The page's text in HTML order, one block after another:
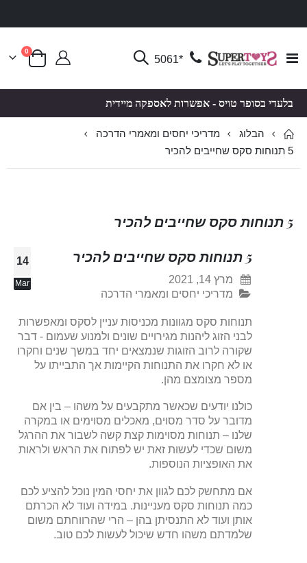
Toggle
*5061 סל קניות
0פריטים
בלעדי בסופר טויס - אפשרות לאספקה מיידית
הבלוג
מדריכי יחסים ומאמרי הדרכה
5 תנוחות סקס שחייבים להכיר
5 תנוחות סקס שחייבים להכיר
14
Mar
5 תנוחות סקס שחייבים להכיר
מרץ 14, 2021
מדריכי יחסים ומאמרי הדרכה
תנוחות סקס מגוונות מכניסות עניין לסקס ומאפשרות
לבני הזוג ליהנות מגירויים שונים ולמנוע שעמום - דבר
שקורה לרוב הזוגות שנמצאים יחד במשך שנים וחקרו
או לא חקרו את התנוחות הקיימות אך התבייתו על
מספר מצומצם מהן.
כולנו יודעים שכאשר מתקבעים על משהו – בין אם
מדובר על סדר מסוים, מאכלים מסוימים או במקרה
שלנו – תנוחות מסוימות קצת קשה לשבור את ההרגל
משום שכדי לעשות זאת יש לפתוח את הראש ולראות
את האופציות הנוספות.
אם מתחשק לכם לגוון את יחסי המין נוכל להציע לכם
כמה תנוחות סקס מעניינות. במידה ועוד לא הכרתם
אותן ועוד לא התנסיתן בהן – הרי שהרווחתם משום
שלמדתם משהו חדש שיכול לעשות לכם טוב.